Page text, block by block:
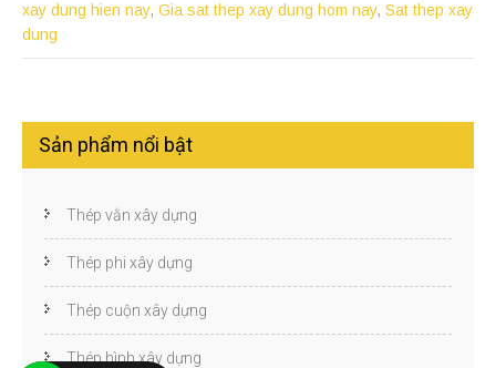
xay dung hien nay, Gia sat thep xay dung hom nay, Sat thep xay
dung
Sản phẩm nổi bật
Thép vằn xây dựng
Thép phi xây dựng
Thép cuộn xây dựng
Thép hình xây dựng